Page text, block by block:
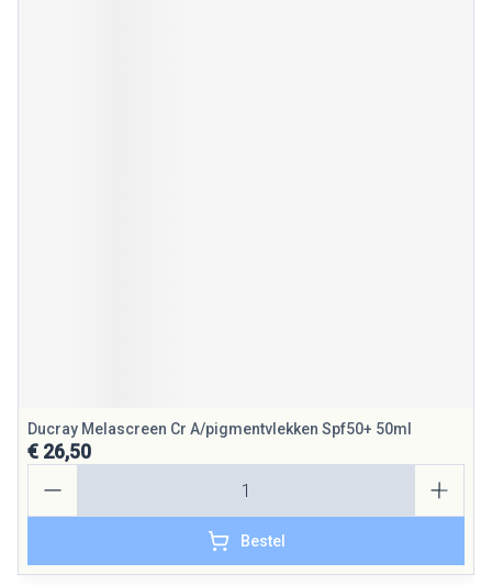
Ducray Melascreen Cr A/pigmentvlekken Spf50+ 50ml
€ 26,50
Bestel